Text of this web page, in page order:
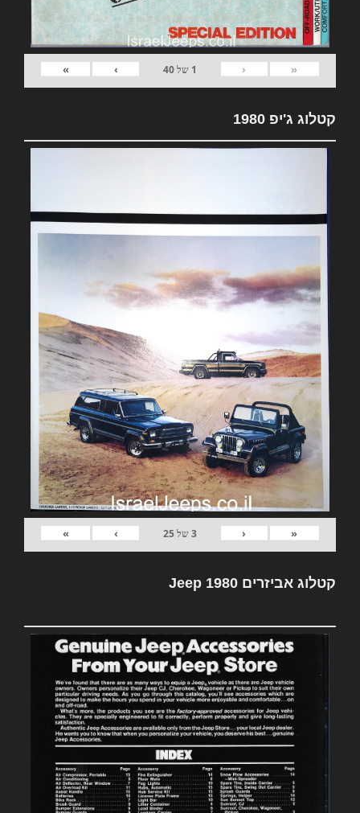
«
‹
1 של40
›
»
קטלוג ג'יפ 1980
«
‹
3של25
›
»
קטלוג אביזרים Jeep 1980